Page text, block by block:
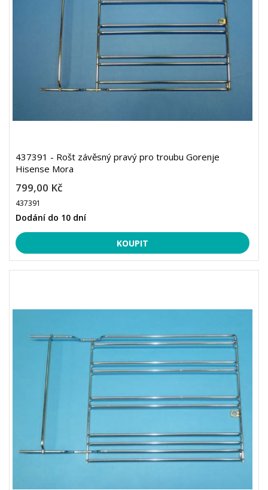
437391 - Rošt závěsný pravý pro troubu Gorenje
Hisense Mora
799,00 Kč
437391
Dodání do 10 dní